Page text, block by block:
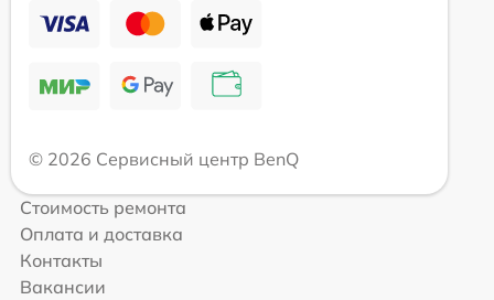
© 2026 Сервисный центр BenQ
Стоимость ремонта
Оплата и доставка
Контакты
Вакансии